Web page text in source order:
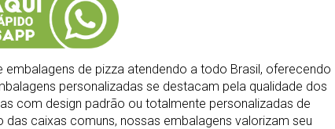
de pizza atendendo a todo Brasil, oferecendo
personalizadas se destacam pela qualidade dos
com design padrão ou totalmente personalizadas de
caixas comuns, nossas embalagens valorizam seu